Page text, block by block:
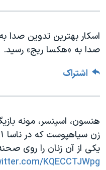
همایش محافظه‌کاران آمریکا
سفر پرزیدنت ترامپ به چین
اسکار بهترین تدوین صدا
صدا به «هکسا ریج» رسید.
اشتراک
يكى از آن زنان را روى
KQECCTJWpg